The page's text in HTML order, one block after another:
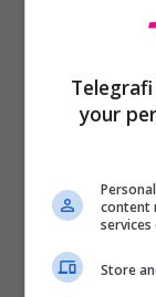
your
content
Store